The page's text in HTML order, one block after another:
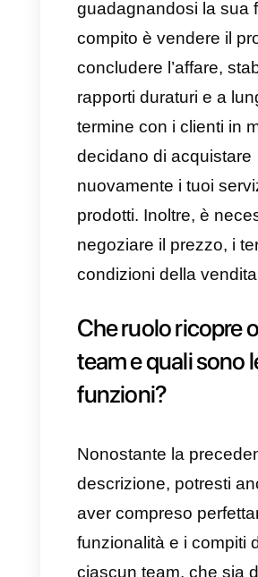
rintracciare e
e le informazioni
potenziali clienti
servizio che
vendere.
Questo significa
team possiede
maggiori e
tecniche, più
fornire soluzioni
potenziali clienti
o servizio.
Che cosa sono